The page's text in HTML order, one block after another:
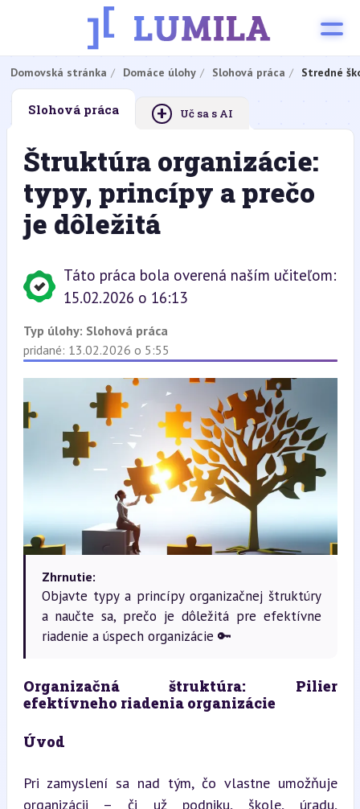
Domovská stránka Domáce úlohy Slohová práca Stredné
Slohová práca + Uč sa s AI
Štruktúra organizácie:
typy, princípy a prečo
je dôležitá
Táto práca bola overená naším učiteľom:
15.02.2026 o 16:13
Typ úlohy: Slohová práca
pridané: 13.02.2026 o 5:55
Zhrnutie:
Objavte typy a princípy organizačnej štruktúry
a naučte sa, prečo je dôležitá pre efektívne
riadenie a úspech organizácie 🔑
Organizačná štruktúra: Pilier
efektívneho riadenia organizácie
Úvod
Pri zamyslení sa nad tým, čo vlastne umožňuje
organizácii – či už podniku, škole, úradu,